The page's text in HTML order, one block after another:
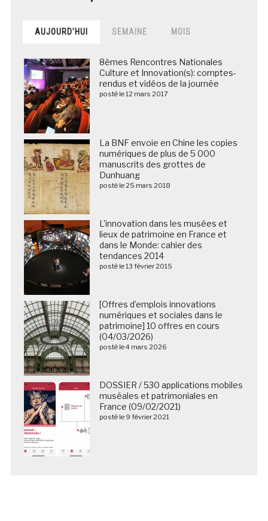
AUJOURD’HUI SEMAINE MOIS
8èmes Rencontres Nationales
Culture et Innovation(s): comptes-
rendus et vidéos de la journée
posté le 12 mars 2017
La BNF envoie en Chine les copies
numériques de plus de 5 000
manuscrits des grottes de
Dunhuang
posté le 25 mars 2018
L’innovation dans les musées et
lieux de patrimoine en France et
dans le Monde: cahier des
tendances 2014
posté le 13 février 2015
[Offres d’emplois innovations
numériques et sociales dans le
patrimoine] 10 offres en cours
(04/03/2026)
posté le 4 mars 2026
DOSSIER / 530 applications mobiles
muséales et patrimoniales en
France (09/02/2021)
posté le 9 février 2021